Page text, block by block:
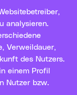
analysieren.
Verweildauer,
des Nutzers.
einem Profil
Nutzer bzw.